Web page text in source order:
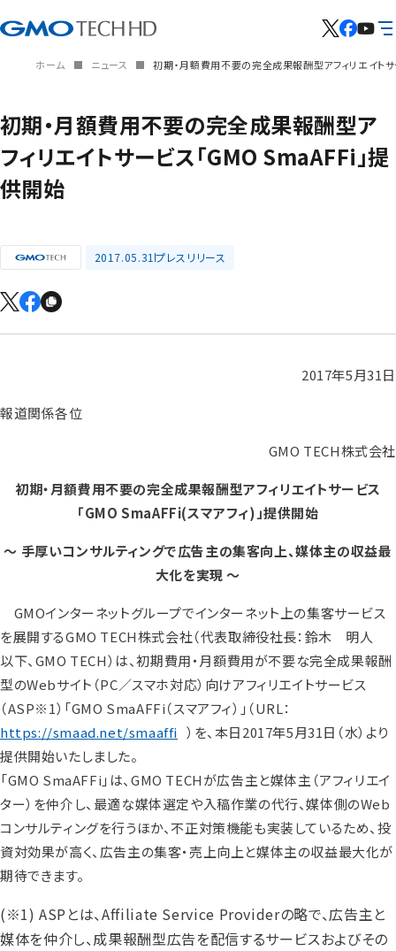
ホーム ニュース 初期・月額費用不要の完全成果報酬型アフィリエイト
初期・月額費用不要の完全成果報酬型ア
フィリエイトサービス「GMO SmaAFFi」提
供開始
2017.05.31 プレスリリース
2017年5月31日
報道関係各位
GMO TECH株式会社
初期・月額費用不要の完全成果報酬型アフィリエイトサービス
「GMO SmaAFFi(スマアフィ)」提供開始
～ 手厚いコンサルティングで広告主の集客向上、媒体主の収益最
大化を実現 ～
GMOインターネットグループでインターネット上の集客サービス
を展開するGMO TECH株式会社（代表取締役社長：鈴木 明人
以下、GMO TECH）は、初期費用・月額費用が不要な完全成果報酬
型のWebサイト（PC／スマホ対応）向けアフィリエイトサービス
（ASP※1）「GMO SmaAFFi（スマアフィ）」（URL：
https://smaad.net/smaaffi ）を、本日2017年5月31日（水）より
提供開始いたしました。
「GMO SmaAFFi」は、GMO TECHが広告主と媒体主（アフィリエイ
ター）を仲介し、最適な媒体選定や入稿作業の代行、媒体側のWeb
コンサルティングを行うほか、不正対策機能も実装しているため、投
資対効果が高く、広告主の集客・売上向上と媒体主の収益最大化が
期待できます。
(※1) ASPとは、Affiliate Service Providerの略で、広告主と
媒体を仲介し、成果報酬型広告を配信するサービスおよびその